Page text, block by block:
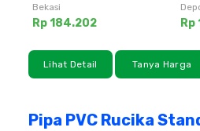
Bekasi
Rp 184.202
Lihat Detail Tanya Harga
Pipa PVC Rucika